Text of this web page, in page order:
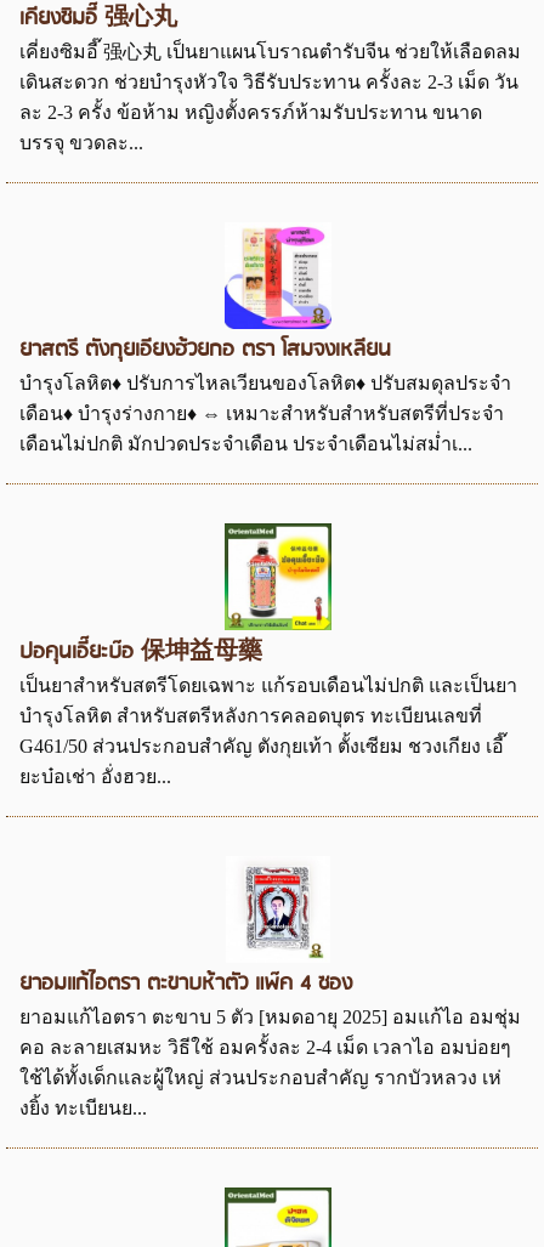
เคียงซิมอี๊ 强心丸
เคี่ยงซิมอี๊ 强心丸 เป็นยาแผนโบราณตำรับจีน ช่วยให้เลือดลม
เดินสะดวก ช่วยบำรุงหัวใจ วิธีรับประทาน ครั้งละ 2-3 เม็ด วัน
ละ 2-3 ครั้ง ข้อห้าม หญิงตั้งครรภ์ห้ามรับประทาน ขนาด
บรรจุ ขวดละ...
ยาสตรี ตังกุยเอียงฮ้วยกอ ตรา โสมจงเหลียน
บำรุงโลหิต♦ ปรับการไหลเวียนของโลหิต♦ ปรับสมดุลประจำ
เดือน♦ บำรุงร่างกาย♦ ⇔ เหมาะสำหรับสำหรับสตรีที่ประจำ
เดือนไม่ปกติ มักปวดประจำเดือน ประจำเดือนไม่สม่ำเ...
ปอคุนเอี๊ยะบ๊อ 保坤益母藥
เป็นยาสำหรับสตรีโดยเฉพาะ แก้รอบเดือนไม่ปกติ และเป็นยา
บำรุงโลหิต สำหรับสตรีหลังการคลอดบุตร ทะเบียนเลขที่
G461/50 ส่วนประกอบสำคัญ ตังกุยเท้า ตั้งเซียม ชวงเกียง เอี๊
ยะบ๋อเช่า อั่งฮวย...
ยาอมแก้ไอตรา ตะขาบห้าตัว แพ๊ค 4 ซอง
ยาอมแก้ไอตรา ตะขาบ 5 ตัว [หมดอายุ 2025] อมแก้ไอ อมชุ่ม
คอ ละลายเสมหะ วิธีใช้ อมครั้งละ 2-4 เม็ด เวลาไอ อมบ่อยๆ
ใช้ได้ทั้งเด็กและผู้ใหญ่ ส่วนประกอบสำคัญ รากบัวหลวง เห่
งยิ้ง ทะเบียนย...